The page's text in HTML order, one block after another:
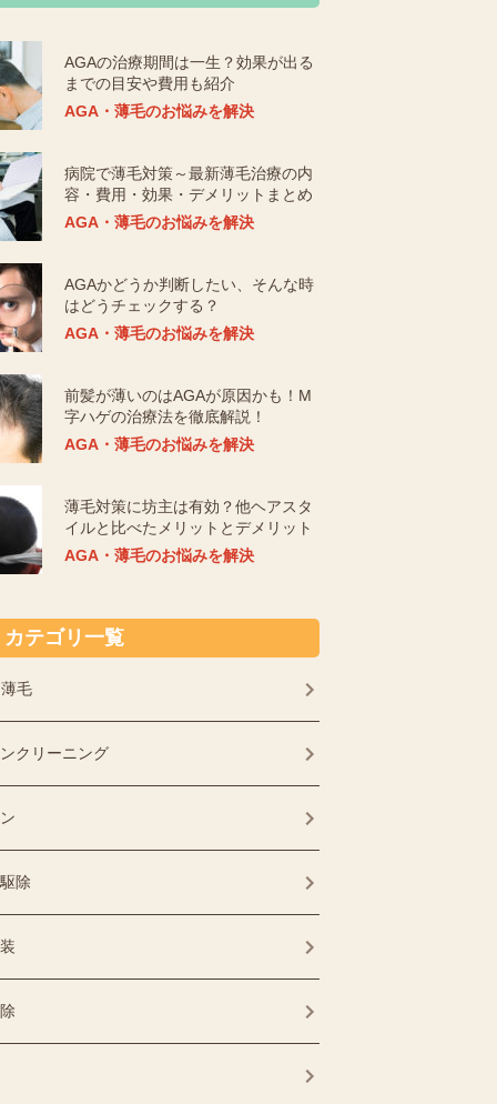
AGAの治療期間は一生？効果が出る
までの目安や費用も紹介
AGA・薄毛のお悩みを解決
病院で薄毛対策～最新薄毛治療の内
容・費用・効果・デメリットまとめ
AGA・薄毛のお悩みを解決
AGAかどうか判断したい、そんな時
はどうチェックする？
AGA・薄毛のお悩みを解決
前髪が薄いのはAGAが原因かも！M
字ハゲの治療法を徹底解説！
AGA・薄毛のお悩みを解決
薄毛対策に坊主は有効？他ヘアスタ
イルと比べたメリットとデメリット
AGA・薄毛のお悩みを解決
カテゴリ一覧
毛
クリーニング
除